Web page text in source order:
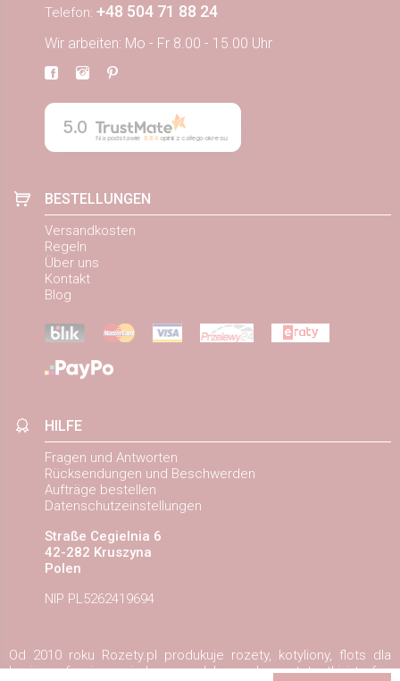
Telefon: +48 504 71 88 24
Wir arbeiten: Mo - Fr 8.00 - 15.00 Uhr
5.0
Na podstawie 884opinii z całego okresu
BESTELLUNGEN
Versandkosten
Regeln
Über uns
Kontakt
Blog
HILFE
Fragen und Antworten
Rücksendungen und Beschwerden
Aufträge bestellen
Datenschutzeinstellungen
Straße Cegielnia 6
42-282 Kruszyna
Polen
NIP PL5262419694
Od 2010 roku Rozety.pl produkuje rozety, kotyliony, flots dla
koni, w ofercie posiadamy medale, puchary, statuetki i trofea